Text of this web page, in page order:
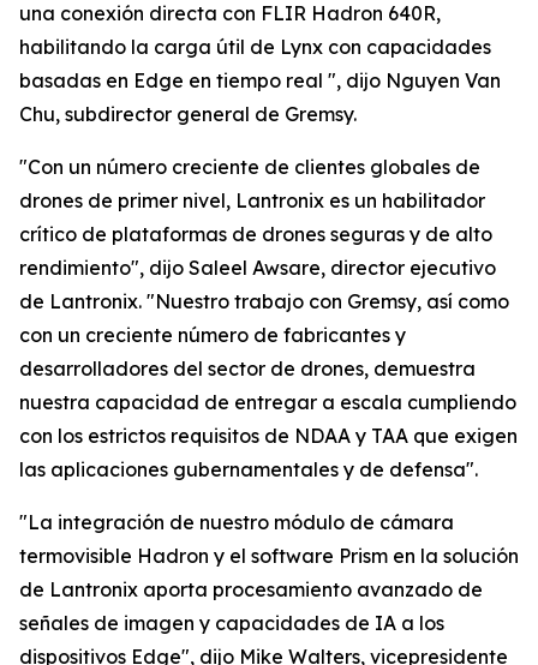
una conexión directa con FLIR Hadron 640R,
habilitando la carga útil de Lynx con capacidades
basadas en Edge en tiempo real ", dijo Nguyen Van
Chu, subdirector general de Gremsy.
"Con un número creciente de clientes globales de
drones de primer nivel, Lantronix es un habilitador
crítico de plataformas de drones seguras y de alto
rendimiento", dijo Saleel Awsare, director ejecutivo
de Lantronix. "Nuestro trabajo con Gremsy, así como
con un creciente número de fabricantes y
desarrolladores del sector de drones, demuestra
nuestra capacidad de entregar a escala cumpliendo
con los estrictos requisitos de NDAA y TAA que exigen
las aplicaciones gubernamentales y de defensa".
"La integración de nuestro módulo de cámara
termovisible Hadron y el software Prism en la solución
de Lantronix aporta procesamiento avanzado de
señales de imagen y capacidades de IA a los
dispositivos Edge", dijo Mike Walters, vicepresidente